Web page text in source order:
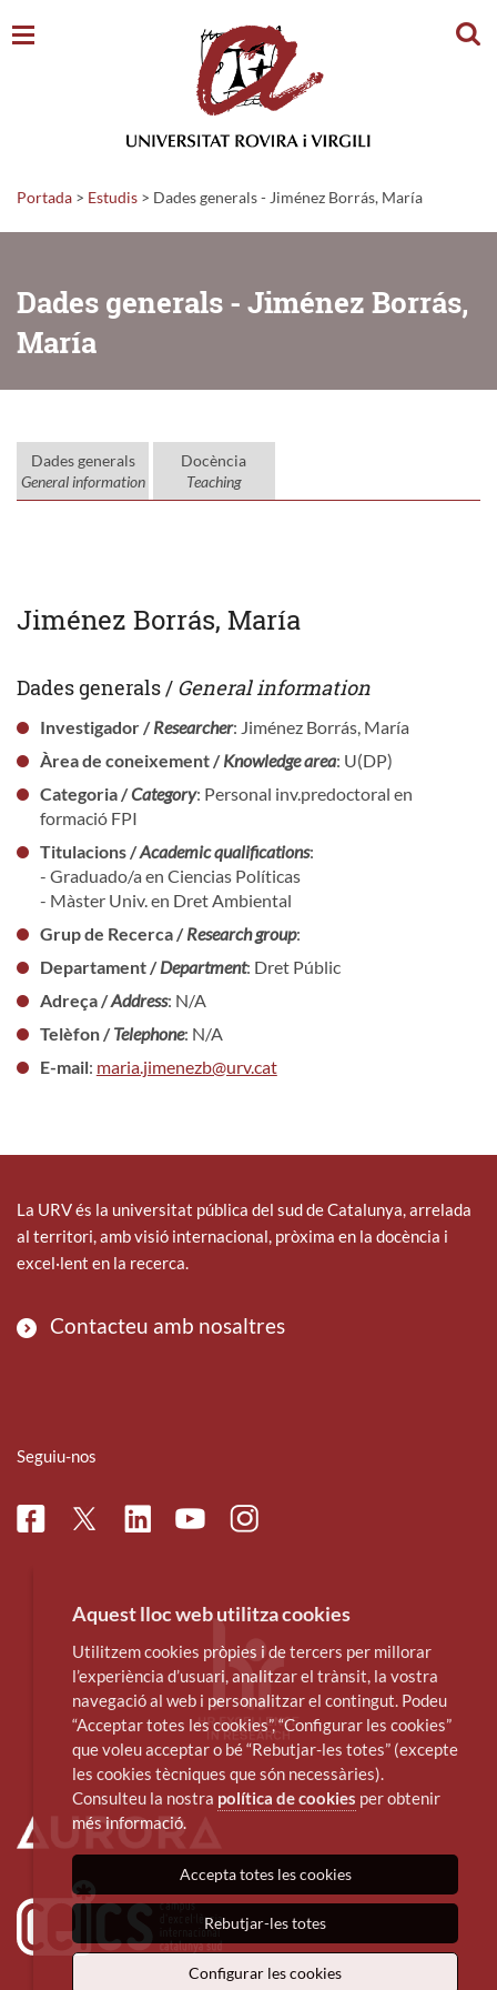
Portada > Estudis > Dades generals - Jiménez Borrás, María
Dades generals - Jiménez Borrás,
María
Dades generals
General information
Docència
Teaching
Jiménez Borrás, María
Dades generals / General information
Investigador /Researcher: Jiménez Borrás, María
Àrea de coneixement /Knowledge area: U(DP)
Categoria /Category: Personal inv.predoctoral en
formació FPI
Titulacions /Academic qualifications:
- Graduado/a en Ciencias Políticas
- Màster Univ. en Dret Ambiental
Grup de Recerca /Research group:
Departament /Department: Dret Públic
Adreça /Address: N/A
Telèfon /Telephone: N/A
E-mail: maria.jimenezb@urv.cat
La URV és la universitat pública del sud de Catalunya, arrelada
al territori, amb visió internacional, pròxima en la docència i
excel·lent en la recerca.
Contacteu amb nosaltres
Seguiu-nos
FacebookTwitterLinkedinYoutubeInstagram
Aquest lloc web utilitza cookies
Utilitzem cookies pròpies i de tercers per millorar
l’experiència d’usuari, analitzar el trànsit, la vostra
navegació al web i personalitzar el contingut. Podeu
“Acceptar totes les cookies”, “Configurar les cookies”
que voleu acceptar o bé “Rebutjar-les totes” (excepte
les cookies tècniques que són necessàries).
Consulteu la nostra política de cookies per obtenir
més informació.
Accepta totes les cookies
Rebutjar-les totes
Configurar les cookies